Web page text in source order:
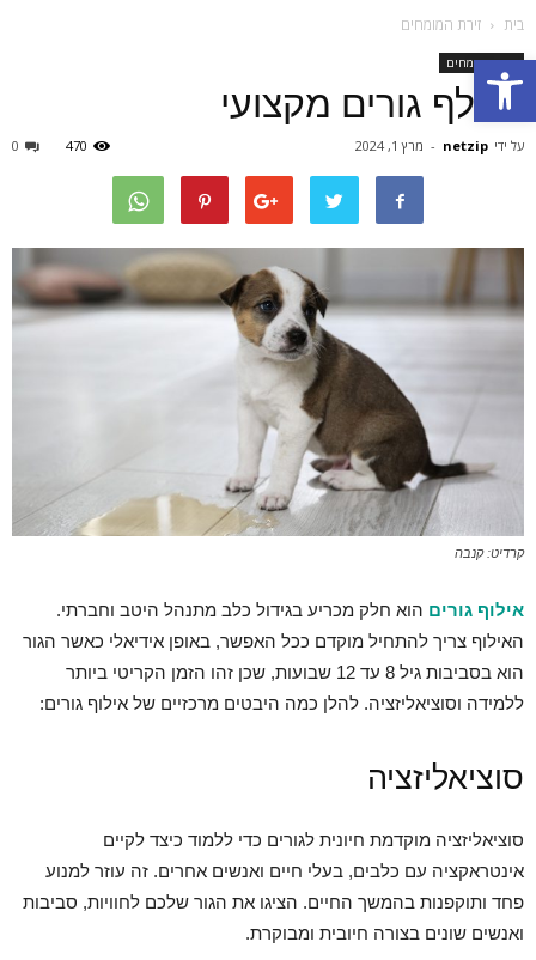
Open toolbar
בית זירת המומחים
זירת המומחים
מאלף גורים מקצועי
על ידי netzip
- מרץ 1, 2024 0 470
קרדיט: קנבה
אילוף גורים הוא חלק מכריע בגידול כלב מתנהל היטב וחברתי.
האילוף צריך להתחיל מוקדם ככל האפשר, באופן אידיאלי כאשר הגור
הוא בסביבות גיל 8 עד 12 שבועות, שכן זהו הזמן הקריטי ביותר
ללמידה וסוציאליזציה. להלן כמה היבטים מרכזיים של אילוף גורים:
סוציאליזציה
סוציאליזציה מוקדמת חיונית לגורים כדי ללמוד כיצד לקיים
אינטראקציה עם כלבים, בעלי חיים ואנשים אחרים. זה עוזר למנוע
פחד ותוקפנות בהמשך החיים. הציגו את הגור שלכם לחוויות, סביבות
ואנשים שונים בצורה חיובית ומבוקרת.